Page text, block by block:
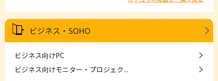
ビジネス・SOHO
ビジネス向けPC
ビジネス向けモニター・プロジェク...